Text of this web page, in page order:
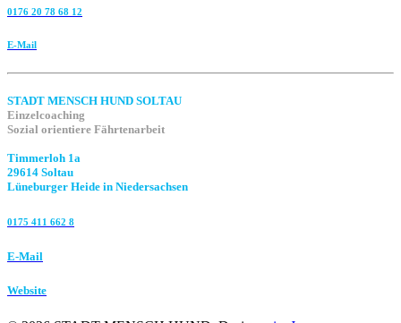
0176 20 78 68 12
E-Mail
STADT MENSCH HUND SOLTAU
Einzelcoaching
Sozial orientiere Fährtenarbeit
Timmerloh 1a
29614 Soltau
Lüneburger Heide in Niedersachsen
0175 411 662 8‬
E-Mail
Website